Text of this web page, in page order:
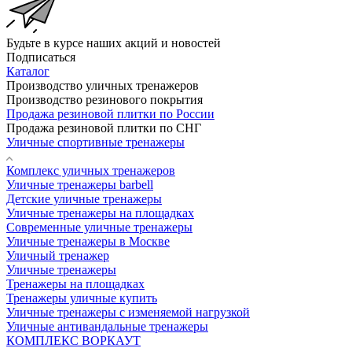
Будьте в курсе наших акций и новостей
Подписаться
Каталог
Производство уличных тренажеров
Производство резинового покрытия
Продажа резиновой плитки по России
Продажа резиновой плитки по СНГ
Уличные спортивные тренажеры
Комплекс уличных тренажеров
Уличные тренажеры barbell
Детские уличные тренажеры
Уличные тренажеры на площадках
Современные уличные тренажеры
Уличные тренажеры в Москве
Уличный тренажер
Уличные тренажеры
Тренажеры на площадках
Тренажеры уличные купить
Уличные тренажеры с изменяемой нагрузкой
Уличные антивандальные тренажеры
КОМПЛЕКС ВОРКАУТ